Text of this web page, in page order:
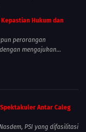
Hukum dan
perorangan
mengajukan...
Antar Caleg
PSI yang difasilitasi